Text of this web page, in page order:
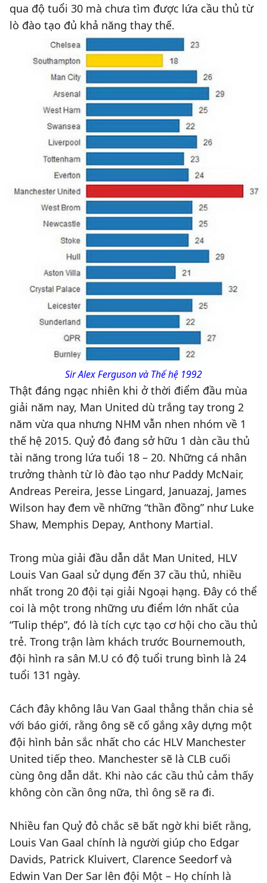
qua độ tuổi 30 mà chưa tìm được lứa cầu thủ từ
lò đào tạo đủ khả năng thay thế.
Sir Alex Ferguson và Thế hệ 1992
Thật đáng ngạc nhiên khi ở thời điểm đầu mùa
giải năm nay, Man United dù trắng tay trong 2
năm vừa qua nhưng NHM vẫn nhen nhóm về 1
thế hệ 2015. Quỷ đỏ đang sở hữu 1 dàn cầu thủ
tài năng trong lứa tuổi 18 – 20. Những cá nhân
trưởng thành từ lò đào tạo như Paddy McNair,
Andreas Pereira, Jesse Lingard, Januazaj, James
Wilson hay đem về những “thần đồng” như Luke
Shaw, Memphis Depay, Anthony Martial.
Trong mùa giải đầu dẫn dắt Man United, HLV
Louis Van Gaal sử dụng đến 37 cầu thủ, nhiều
nhất trong 20 đội tại giải Ngoại hạng. Đây có thể
coi là một trong những ưu điểm lớn nhất của
“Tulip thép”, đó là tích cực tạo cơ hội cho cầu thủ
trẻ. Trong trận làm khách trước Bournemouth,
đội hình ra sân M.U có độ tuổi trung bình là 24
tuổi 131 ngày.
Cách đây không lâu Van Gaal thẳng thắn chia sẻ
với báo giới, rằng ông sẽ cố gắng xây dựng một
đội hình bản sắc nhất cho các HLV Manchester
United tiếp theo. Manchester sẽ là CLB cuối
cùng ông dẫn dắt. Khi nào các cầu thủ cảm thấy
không còn cần ông nữa, thì ông sẽ ra đi.
Nhiều fan Quỷ đỏ chắc sẽ bất ngờ khi biết rằng,
Louis Van Gaal chính là người giúp cho Edgar
Davids, Patrick Kluivert, Clarence Seedorf và
Edwin Van Der Sar lên đội Một – Họ chính là